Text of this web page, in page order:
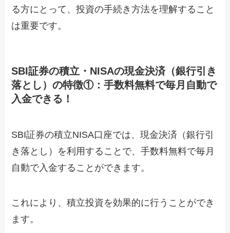
る方にとって、投資の手続き方法を理解すること
は重要です。
SBI証券の積立・NISAの現金決済（銀行引き
落とし）の特徴①：手数料無料で毎月自動で
入金できる！
SBI証券の積立NISA口座では、現金決済（銀行引
き落とし）を利用することで、手数料無料で毎月
自動で入金することができます。
これにより、積立投資を効果的に行うことができ
ます。